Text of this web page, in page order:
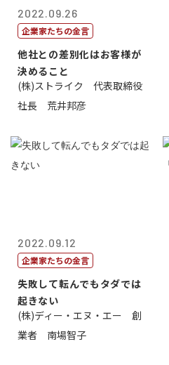
2022.09.26
企業家たちの金言
他社との差別化はお客様が
決めること
(株)ストライク 代表取締役
社長 荒井邦彦
2022.09.12
企業家たちの金言
失敗して転んでもタダでは
起きない
(株)ディー・エヌ・エー 創
業者 南場智子